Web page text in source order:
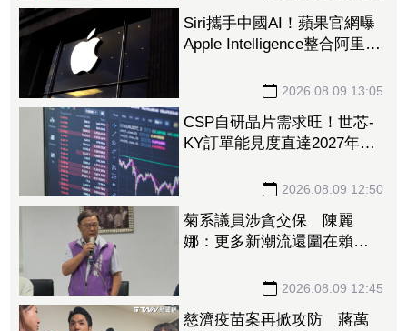
Siri攜手中國AI！蘋果官網曝
Apple Intelligence整合阿里
2026.08.09 13:05
CSP自研晶片需求旺！世芯-
KY訂單能見度直達2027年
2026.08.09 12:50
菊系議員涉貪交保 陳麗
娜：更多新潮流還圍在賴瑞
2026.08.09 12:45
慈濟疫苗案再掀攻防 蔣萬